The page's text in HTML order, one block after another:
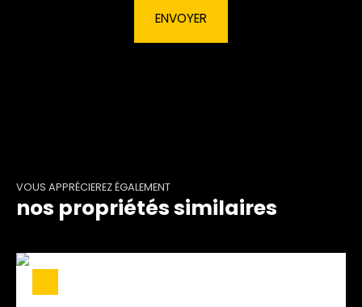
ENVOYER
VOUS APPRÉCIEREZ ÉGALEMENT
nos propriétés similaires